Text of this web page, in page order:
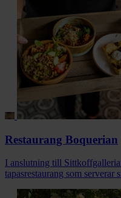
Restaurang Boquerian
I anslutning till
tapasrestaurang som serverar